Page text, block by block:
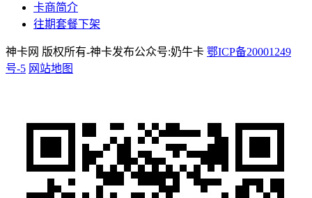
卡商简介
往期套餐下架
神卡网 版权所有-神卡发布公众号:奶牛卡 鄂ICP备20001249
号-5 网站地图